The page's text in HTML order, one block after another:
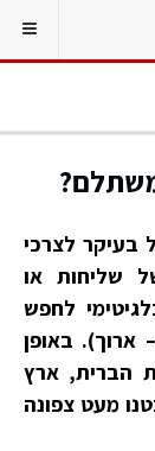
בעיקר לצרכי
שליחות או
לחפש
ארוך). באופן
הברית, ארץ
מעט צפונה